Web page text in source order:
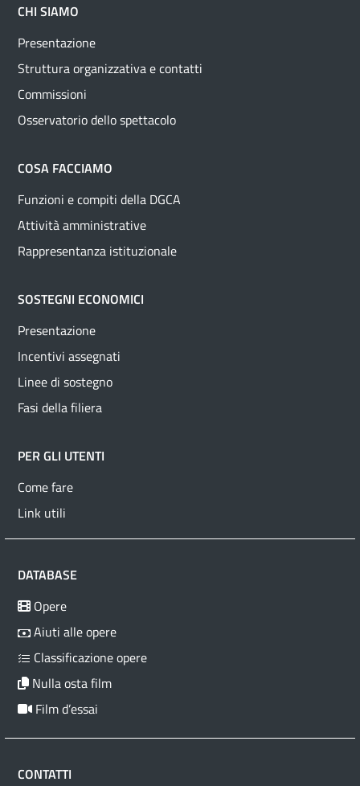
CHI SIAMO
Presentazione
Struttura organizzativa e contatti
Commissioni
Osservatorio dello spettacolo
COSA FACCIAMO
Funzioni e compiti della DGCA
Attività amministrative
Rappresentanza istituzionale
SOSTEGNI ECONOMICI
Presentazione
Incentivi assegnati
Linee di sostegno
Fasi della filiera
PER GLI UTENTI
Come fare
Link utili
DATABASE
Opere
Aiuti alle opere
Classificazione opere
Nulla osta film
Film d’essai
CONTATTI